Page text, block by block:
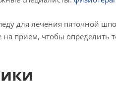
для лечения пяточной
на прием, чтобы определить